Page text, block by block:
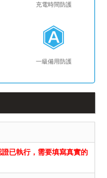
充電時間防護
一級備用防護
證已執行，需要填寫真實的